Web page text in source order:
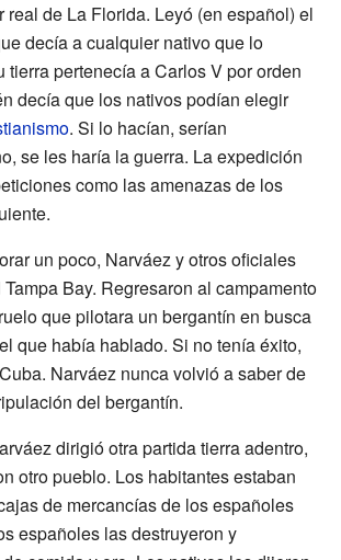
real de La Florida. Leyó (en español) el
decía a cualquier nativo que lo
tierra pertenecía a Carlos V por orden
decía que los nativos podían elegir
. Si lo hacían, serían
se les haría la guerra. La expedición
como las amenazas de los
un poco, Narváez y otros oficiales
Bay. Regresaron al campamento
que pilotara un bergantín en busca
que había hablado. Si no tenía éxito,
Narváez nunca volvió a saber de
del bergantín.
dirigió otra partida tierra adentro,
otro pueblo. Los habitantes estaban
de mercancías de los españoles
españoles las destruyeron y